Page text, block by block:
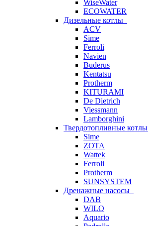
WiseWater
ECOWATER
Дизельные котлы
ACV
Sime
Ferroli
Navien
Buderus
Kentatsu
Protherm
KITURAMI
De Dietrich
Viessmann
Lamborghini
Твердотопливные котлы
Sime
ZOTA
Wattek
Ferroli
Protherm
SUNSYSTEM
Дренажные насосы
DAB
WILO
Aquario